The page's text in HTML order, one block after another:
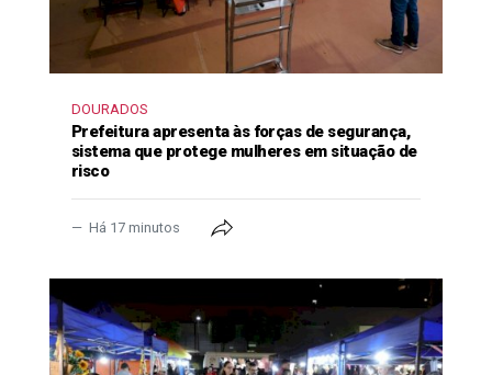
DOURADOS
Prefeitura apresenta às forças de segurança,
sistema que protege mulheres em situação de
risco
Há 17 minutos